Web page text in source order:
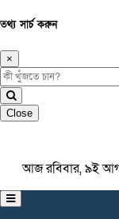
তথ্য সার্চ করুন
×
Close
আজ রবিবার, ৯ই